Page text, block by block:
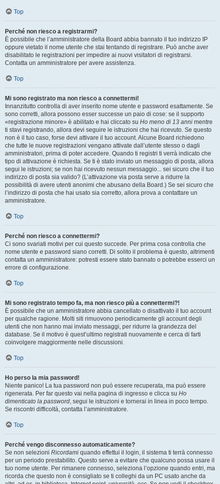
Top
Perché non riesco a registrarmi?
È possibile che l’amministratore della Board abbia bannato il tuo indirizzo IP
oppure vietato il nome utente che stai tentando di registrare. Può anche aver
disabilitato le registrazioni per impedire ai nuovi visitatori di registrarsi.
Contatta un amministratore per avere assistenza.
Top
Mi sono registrato ma non riesco a connettermi!
Innanzitutto controlla di aver inserito nome utente e password esattamente. Se
sono corretti, allora possono esser successe un paio di cose: se il supporto
«registrazione minore» è abilitato e hai cliccato su Ho meno di 13 anni mentre
ti stavi registrando, allora devi seguire le istruzioni che hai ricevuto. Se questo
non è il tuo caso, forse devi attivare il tuo account. Alcune Board richiedono
che tutte le nuove registrazioni vengano attivate dall’utente stesso o dagli
amministratori, prima di poter accedere. Quando ti registri ti verrà indicato che
tipo di attivazione è richiesta. Se ti è stato inviato un messaggio di posta, allora
segui le istruzioni; se non hai ricevuto nessun messaggio... sei sicuro che il tuo
indirizzo di posta sia valido? (L’attivazione via posta serve a ridurre la
possibilità di avere utenti anonimi che abusano della Board.) Se sei sicuro che
l’indirizzo di posta che hai usato sia corretto, allora prova a contattare un
amministratore.
Top
Perché non riesco a connettermi?
Ci sono svariati motivi per cui questo succede. Per prima cosa controlla che
nome utente e password siano corretti. Di solito il problema è questo, altrimenti
contatta un amministratore: potresti essere stato bannato o potrebbe esserci un
errore di configurazione.
Top
Mi sono registrato tempo fa, ma non riesco più a connettermi?!
È possibile che un amministratore abbia cancellato o disattivato il tuo account
per qualche ragione. Molti siti rimuovono periodicamente gli account degli
utenti che non hanno mai inviato messaggi, per ridurre la grandezza del
database. Se il motivo è quest’ultimo registrati nuovamente e cerca di farti
coinvolgere maggiormente nelle discussioni.
Top
Ho perso la mia password!
Niente panico! La tua password non può essere recuperata, ma può essere
rigenerata. Per far questo vai nella pagina di ingresso e clicca su Ho
dimenticato la password, segui le istruzioni e tornerai in linea in poco tempo.
Se riscontri difficoltà, contatta l’amministratore.
Top
Perché vengo disconnesso automaticamente?
Se non selezioni Ricordami quando effettui il login, il sistema ti terrà connesso
per un periodo prestabilito. Questo serve a evitare che qualcuno possa usare il
tuo nome utente. Per rimanere connesso, seleziona l’opzione quando entri, ma
ricorda che questo non è consigliato se ti colleghi da un PC usato anche da